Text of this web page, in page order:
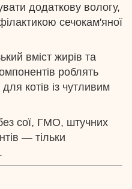
додаткову вологу,
сечокам'яної
вміст жирів та
роблять
котів із чутливим
сої, ГМО, штучних
— тільки